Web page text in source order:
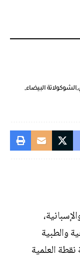
الشوكولاتة البيضاء
والطبية
العلمية